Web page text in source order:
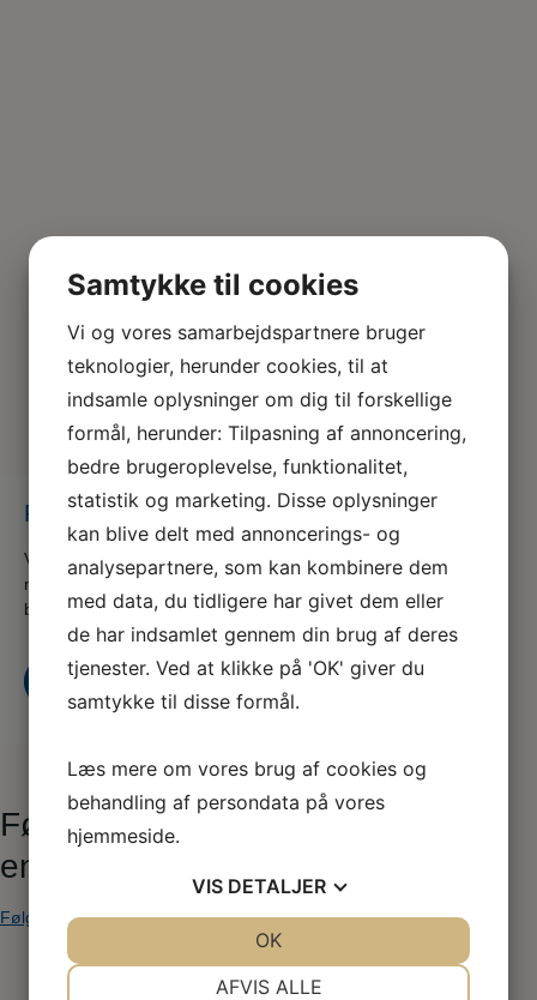
Følgebrev-vsp OK2024-2026 -endelig
Vi er en del af serviceforbundet og er til for at hjælpe dig
når du er i tvivl, skal skal godt videre eller søger nyt,
både som din fagforening og A-kasse
Kontakt os Bliv medlem i dag
Følgebrev-vsp OK2024-2026 -
endelig
Følgebrev-vsp OK2024-2026 -endelig
Samtykke til cookies
Vi og vores samarbejdspartnere bruger
teknologier, herunder cookies, til at
indsamle oplysninger om dig til forskellige
formål, herunder: Tilpasning af annoncering,
bedre brugeroplevelse, funktionalitet,
statistik og marketing. Disse oplysninger
kan blive delt med annoncerings- og
analysepartnere, som kan kombinere dem
med data, du tidligere har givet dem eller
de har indsamlet gennem din brug af deres
tjenester. Ved at klikke på 'OK' giver du
samtykke til disse formål.
Læs mere om vores brug af cookies og
behandling af persondata på vores
hjemmeside.
VIS DETALJER
AFVIS ALLE
OK